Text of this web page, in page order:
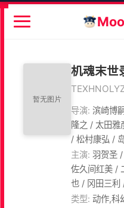
机魂末世
导演: 滨崎博
隆之 / 太田
/ 松村康弘 /
主演: 羽贺圣
佐久间红美 /
也 / 冈田三利
类型: 动作,科